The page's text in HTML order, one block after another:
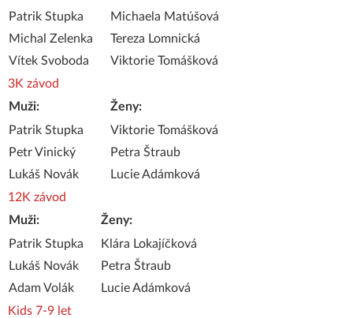
Patrik Stupka
Michal Zelenka
Vítek Svoboda
Michaela Matúšová
Tereza Lomnická
Viktorie Tomášková
3K závod
Muži:
Ženy:
Patrik Stupka
Petr Vinický
Lukáš Novák
Viktorie Tomášková
Petra Štraub
Lucie Adámková
12K závod
Muži:
Ženy:
Patrik Stupka
Lukáš Novák
Adam Volák
Klára Lokajíčková
Petra Štraub
Lucie Adámková
Kids 7-9 let